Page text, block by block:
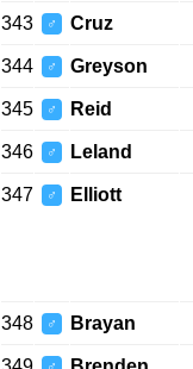
343 ♂ Cruz
344 ♂ Greyson
345 ♂ Reid
346 ♂ Leland
347 ♂ Elliott
348 ♂ Brayan